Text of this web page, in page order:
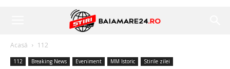
Acasă 112
112 Breaking News Eveniment MM Istoric Stirile zilei